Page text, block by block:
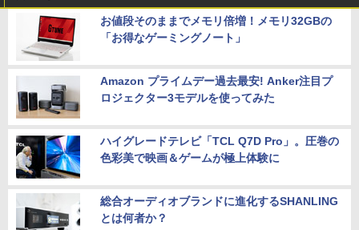
お値段そのままでメモリ倍増！メモリ32GBの
「お得なゲーミングノート」
Amazon プライムデー過去最安! Anker注目プ
ロジェクター3モデルを使ってみた
ハイグレードテレビ「TCL Q7D Pro」。圧巻の
色彩美で映画＆ゲームが極上体験に
総合オーディオブランドに進化するSHANLING
とは何者か？